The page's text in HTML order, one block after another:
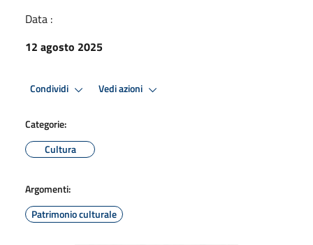
Data :
12 agosto 2025
Condividi Vedi azioni
Categorie:
Cultura
Argomenti:
Patrimonio culturale